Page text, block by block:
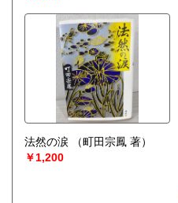
法然の涙
（町田宗鳳 著）
￥1,200